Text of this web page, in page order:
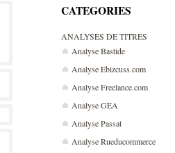
CATEGORIES
ANALYSES DE TITRES
Analyse Bastide
Analyse Ebizcuss.com
Analyse Freelance.com
Analyse GEA
Analyse Passat
Analyse Rueducommerce